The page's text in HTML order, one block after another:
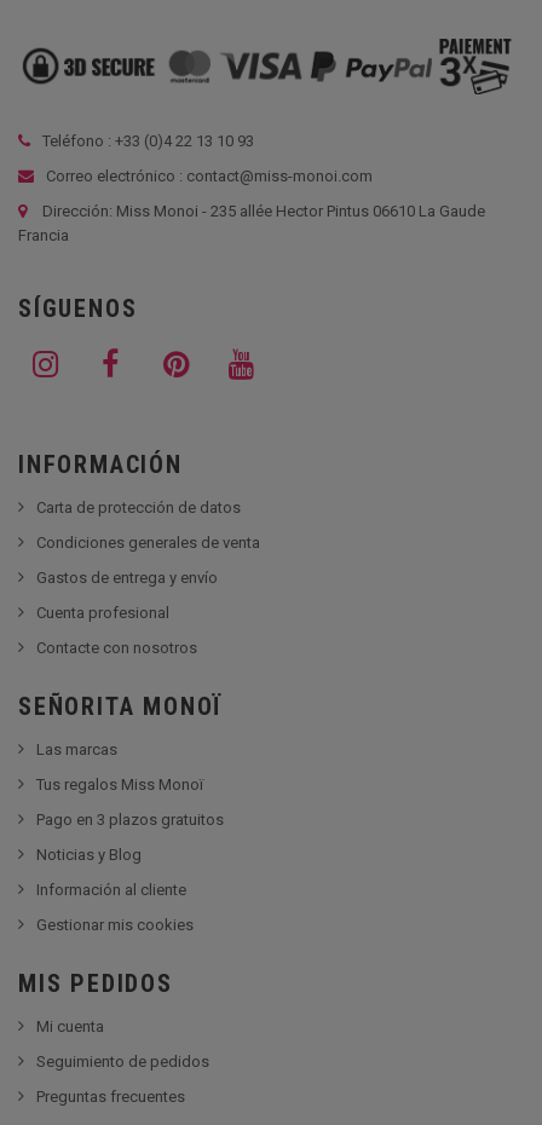
Teléfono : +33 (0)4 22 13 10 93
Correo electrónico : contact@miss-monoi.com
Dirección: Miss Monoi - 235 allée Hector Pintus 06610 La Gaude
Francia
SÍGUENOS
INFORMACIÓN
Carta de protección de datos
Condiciones generales de venta
Gastos de entrega y envío
Cuenta profesional
Contacte con nosotros
SEÑORITA MONOÏ
Las marcas
Tus regalos Miss Monoï
Pago en 3 plazos gratuitos
Noticias y Blog
Información al cliente
Gestionar mis cookies
MIS PEDIDOS
Mi cuenta
Seguimiento de pedidos
Preguntas frecuentes